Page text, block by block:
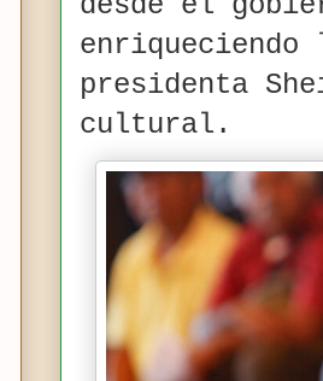
presidenta
cultural.